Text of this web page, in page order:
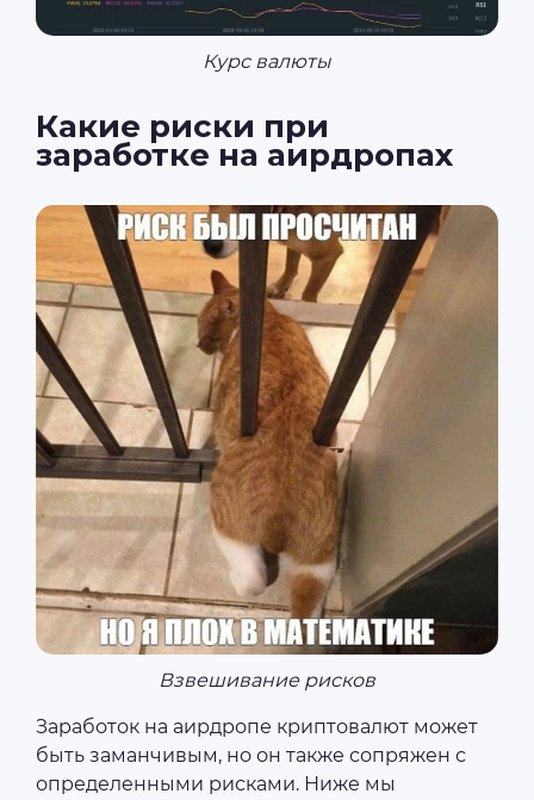
Курс валюты
Какие риски при
заработке на аирдропах
Взвешивание рисков
Заработок на аирдропе криптовалют может
быть заманчивым, но он также сопряжен с
определенными рисками. Ниже мы